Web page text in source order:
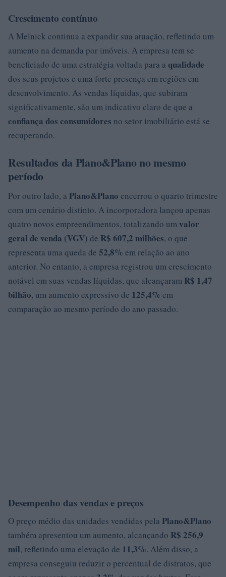
Crescimento contínuo
A Melnick continua a expandir sua atuação, refletindo um
aumento na demanda por imóveis. A empresa tem se
beneficiado de uma estratégia voltada para a qualidade
dos seus projetos e uma forte presença em regiões em
desenvolvimento. As vendas líquidas, que subiram
significativamente, são um indicativo claro de que a
confiança dos consumidores no setor imobiliário está se
recuperando.
Resultados da Plano&Plano no mesmo
período
Por outro lado, a Plano&Plano encerrou o quarto trimestre
com um cenário distinto. A incorporadora lançou apenas
quatro novos empreendimentos, totalizando um valor
geral de venda (VGV) de R$ 607,2 milhões, o que
representa uma queda de 52,8% em relação ao ano
anterior. No entanto, a empresa registrou um crescimento
notável em suas vendas líquidas, que alcançaram R$ 1,47
bilhão, um aumento expressivo de 125,4% em
comparação ao mesmo período do ano passado.
Desempenho das vendas e preços
O preço médio das unidades vendidas pela Plano&Plano
também apresentou um aumento, alcançando R$ 256,9
mil, refletindo uma elevação de 11,3%. Além disso, a
empresa conseguiu reduzir o percentual de distratos, que